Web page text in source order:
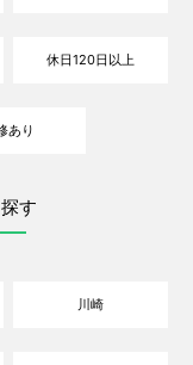
休日120日以上
あり
す
川崎